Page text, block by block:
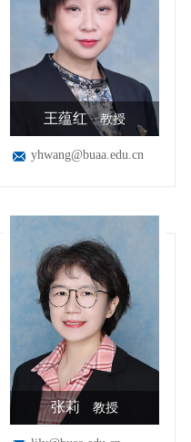
王蕴红 教授
yhwang@buaa.edu.cn
张莉 教授